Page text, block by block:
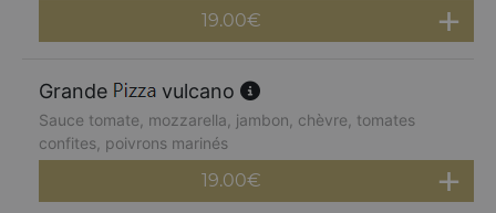
19.00€
Grande vulcano
Sauce tomate, mozzarella, jambon, chèvre, tomates
confites, poivrons marinés
19.00€